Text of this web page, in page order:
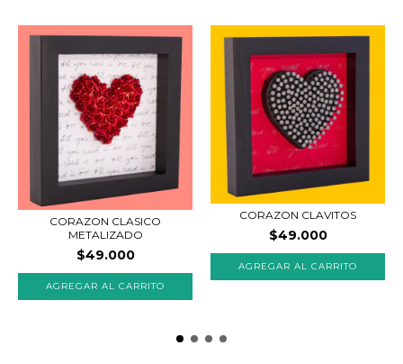
CORAZON CLASICO
METALIZADO
$49.000
AGREGAR AL CARRITO
CORAZON CLAVITOS
$49.000
AGREGAR AL CARRITO